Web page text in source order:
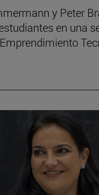
y Peter
en una